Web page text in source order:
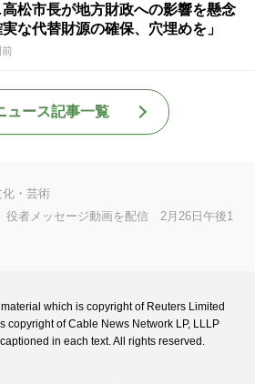
松市長が地方財政への影響を懸念
実な代替財源の確保、穴埋めを」
ュース記事一覧
化・芸術
者メッセージ動画を配信 2月26日午後1
which is copyright of Reuters Limited
copyright of Cable News Network LP, LLLP
in each text. All rights reserved.